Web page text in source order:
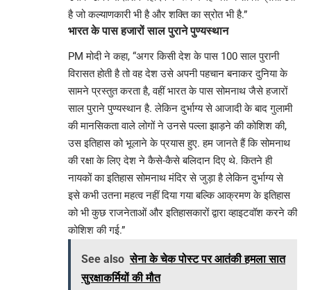
है जो कल्याणकारी भी है और शक्ति का स्रोत भी है.”
भारत के पास हजारों साल पुराने पुण्यस्थान
PM मोदी ने कहा, “अगर किसी देश के पास 100 साल पुरानी
विरासत होती है तो वह देश उसे अपनी पहचान बनाकर दुनिया के
सामने प्रस्तुत करता है, वहीं भारत के पास सोमनाथ जैसे हजारों
साल पुराने पुण्यस्थान है. लेकिन दुर्भाग्य से आजादी के बाद गुलामी
की मानसिकता वाले लोगों ने उनसे पल्ला झाड़ने की कोशिश की,
उस इतिहास को भूलाने के प्रयास हुए. हम जानते हैं कि सोमनाथ
की रक्षा के लिए देश ने कैसे-कैसे बलिदान दिए थे. कितने ही
नायकों का इतिहास सोमनाथ मंदिर से जुड़ा है लेकिन दुर्भाग्य से
इसे कभी उतना महत्व नहीं दिया गया बल्कि आक्रमण के इतिहास
को भी कुछ राजनेताओं और इतिहासकारों द्वारा व्हाइटवॉश करने की
कोशिश की गई.”
See also सेना के चेक पोस्ट पर आतंकी हमला सात
सुरक्षाकर्मियों की मौत